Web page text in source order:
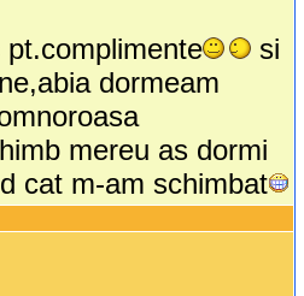
si
dormeam
mereu as dormi
cat m-am schimbat